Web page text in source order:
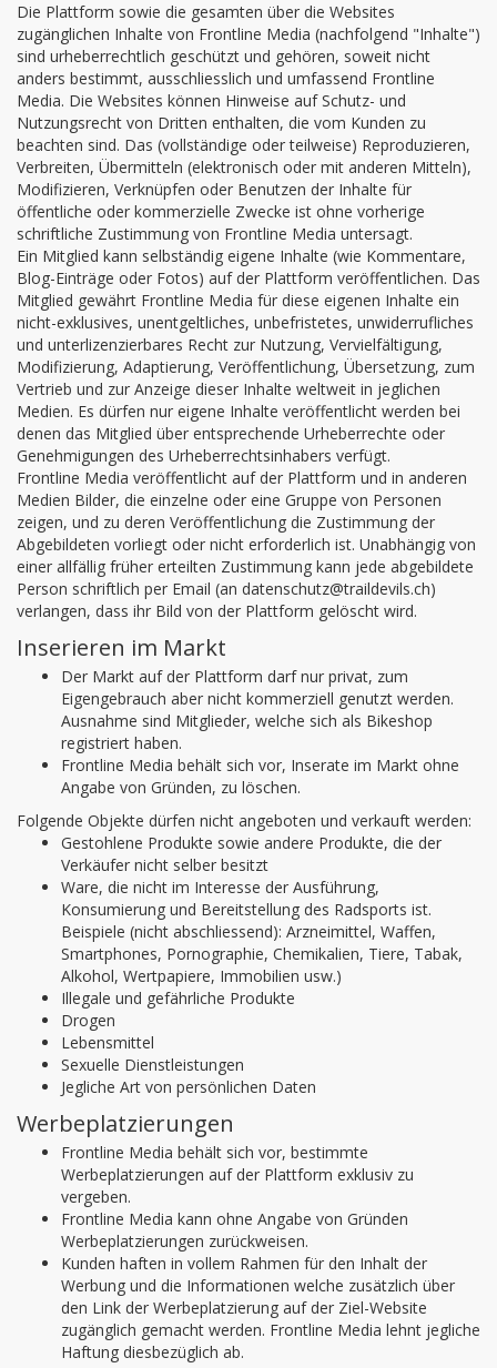
Die Plattform sowie die gesamten über die Websites
zugänglichen Inhalte von Frontline Media (nachfolgend "Inhalte")
sind urheberrechtlich geschützt und gehören, soweit nicht
anders bestimmt, ausschliesslich und umfassend Frontline
Media. Die Websites können Hinweise auf Schutz- und
Nutzungsrecht von Dritten enthalten, die vom Kunden zu
beachten sind. Das (vollständige oder teilweise) Reproduzieren,
Verbreiten, Übermitteln (elektronisch oder mit anderen Mitteln),
Modifizieren, Verknüpfen oder Benutzen der Inhalte für
öffentliche oder kommerzielle Zwecke ist ohne vorherige
schriftliche Zustimmung von Frontline Media untersagt.
Ein Mitglied kann selbständig eigene Inhalte (wie Kommentare,
Blog-Einträge oder Fotos) auf der Plattform veröffentlichen. Das
Mitglied gewährt Frontline Media für diese eigenen Inhalte ein
nicht-exklusives, unentgeltliches, unbefristetes, unwiderrufliches
und unterlizenzierbares Recht zur Nutzung, Vervielfältigung,
Modifizierung, Adaptierung, Veröffentlichung, Übersetzung, zum
Vertrieb und zur Anzeige dieser Inhalte weltweit in jeglichen
Medien. Es dürfen nur eigene Inhalte veröffentlicht werden bei
denen das Mitglied über entsprechende Urheberrechte oder
Genehmigungen des Urheberrechtsinhabers verfügt.
Frontline Media veröffentlicht auf der Plattform und in anderen
Medien Bilder, die einzelne oder eine Gruppe von Personen
zeigen, und zu deren Veröffentlichung die Zustimmung der
Abgebildeten vorliegt oder nicht erforderlich ist. Unabhängig von
einer allfällig früher erteilten Zustimmung kann jede abgebildete
Person schriftlich per Email (an datenschutz@traildevils.ch)
verlangen, dass ihr Bild von der Plattform gelöscht wird.
Inserieren im Markt
Der Markt auf der Plattform darf nur privat, zum
Eigengebrauch aber nicht kommerziell genutzt werden.
Ausnahme sind Mitglieder, welche sich als Bikeshop
registriert haben.
Frontline Media behält sich vor, Inserate im Markt ohne
Angabe von Gründen, zu löschen.
Folgende Objekte dürfen nicht angeboten und verkauft werden:
Gestohlene Produkte sowie andere Produkte, die der
Verkäufer nicht selber besitzt
Ware, die nicht im Interesse der Ausführung,
Konsumierung und Bereitstellung des Radsports ist.
Beispiele (nicht abschliessend): Arzneimittel, Waffen,
Smartphones, Pornographie, Chemikalien, Tiere, Tabak,
Alkohol, Wertpapiere, Immobilien usw.)
Illegale und gefährliche Produkte
Drogen
Lebensmittel
Sexuelle Dienstleistungen
Jegliche Art von persönlichen Daten
Werbeplatzierungen
Frontline Media behält sich vor, bestimmte
Werbeplatzierungen auf der Plattform exklusiv zu
vergeben.
Frontline Media kann ohne Angabe von Gründen
Werbeplatzierungen zurückweisen.
Kunden haften in vollem Rahmen für den Inhalt der
Werbung und die Informationen welche zusätzlich über
den Link der Werbeplatzierung auf der Ziel-Website
zugänglich gemacht werden. Frontline Media lehnt jegliche
Haftung diesbezüglich ab.